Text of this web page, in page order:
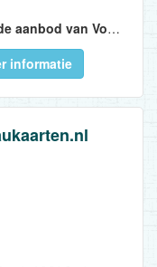
Welkom bij Voordeeluitjes. Het brede aanbod van Voordeeluitjes.nl
onder meer uit de mooiste EuroParcs, Droomparken, Landal Greenparks, Oostappen, Topparken en Roompot Vakantieparken...
informatie